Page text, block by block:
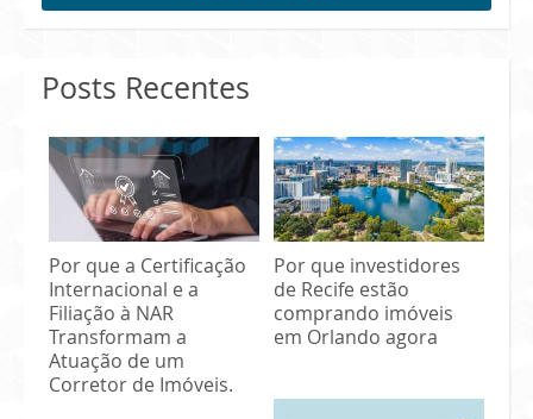
Posts Recentes
Por que a Certificação
Internacional e a
Filiação à NAR
Transformam a
Atuação de um
Corretor de Imóveis.
Por que investidores
de Recife estão
comprando imóveis
em Orlando agora